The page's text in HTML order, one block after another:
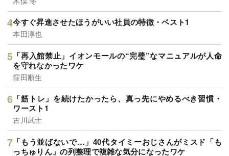
今すぐ昇進させたほうがいい社員の特徴・ベスト1
本田淳也
「再入館禁止」イオンモールの“完璧”なマニュアルが人命
を守れなかったワケ
窪田順生
「筋トレ」を続けたかったら、真っ先にやめるべき習慣・
ワースト1
古川武士
「もう並ばないで…」40代タイミーおじさんがミスド「も
っちゅりん」の列整理で複雑な気分になったワケ